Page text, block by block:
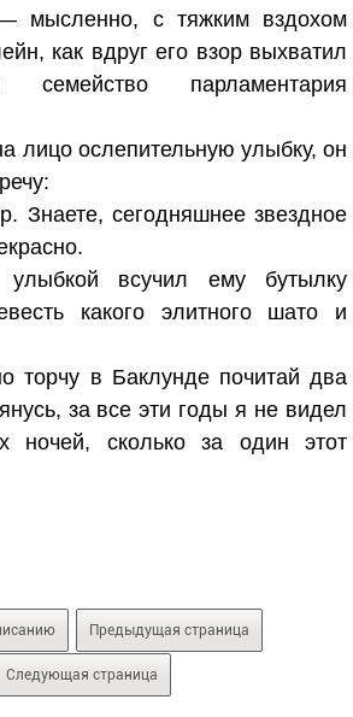
мысленно, с тяжким вздохом
как вдруг его взор выхватил
семейство парламентария
лицо ослепительную улыбку, он
Знаете, сегодняшнее звездное
всучил ему бутылку
какого элитного шато и
торчу в Баклунде почитай два
за все эти годы я не видел
ночей, сколько за один этот
Предыдущая страница
Следующая страница